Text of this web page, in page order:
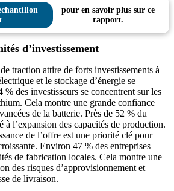
pour en savoir plus sur ce
rapport.
d’investissement
traction attire de forts investissements à
et le stockage d’énergie se
des investisseurs se concentrent sur les
Cela montre une grande confiance
de la batterie. Près de 52 % du
à l’expansion des capacités de production.
de l’offre est une priorité clé pour
Environ 47 % des entreprises
de fabrication locales. Cela montre une
des risques d’approvisionnement et
de livraison.